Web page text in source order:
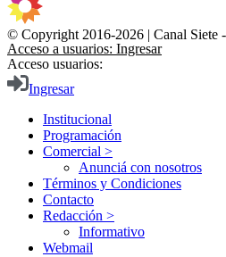
© Copyright 2016-2026 | Canal Siete
Acceso a usuarios: Ingresar
Acceso usuarios:
Ingresar
Institucional
Programación
Comercial >
Anunciá con nosotros
Términos y Condiciones
Contacto
Redacción >
Informativo
Webmail